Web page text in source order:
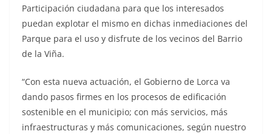
Participación ciudadana para que los interesados
puedan explotar el mismo en dichas inmediaciones del
Parque para el uso y disfrute de los vecinos del Barrio
de la Viña.
“Con esta nueva actuación, el Gobierno de Lorca va
dando pasos firmes en los procesos de edificación
sostenible en el municipio; con más servicios, más
infraestructuras y más comunicaciones, según nuestro